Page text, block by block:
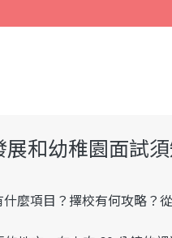
展和幼稚園面試
麼項目？擇校有何攻略？